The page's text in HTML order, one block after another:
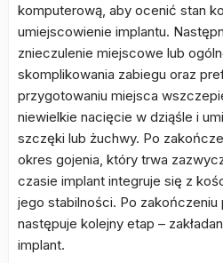
komputerową, aby ocenić stan
umiejscowienie implantu.
znieczulenie miejscowe lub
skomplikowania zabiegu oraz
przygotowaniu miejsca
niewielkie nacięcie w dziąśle i
szczęki lub żuchwy. Po
okres gojenia, który trwa
czasie implant integruje się z
jego stabilności. Po zakończeniu
następuje kolejny etap –
implant.